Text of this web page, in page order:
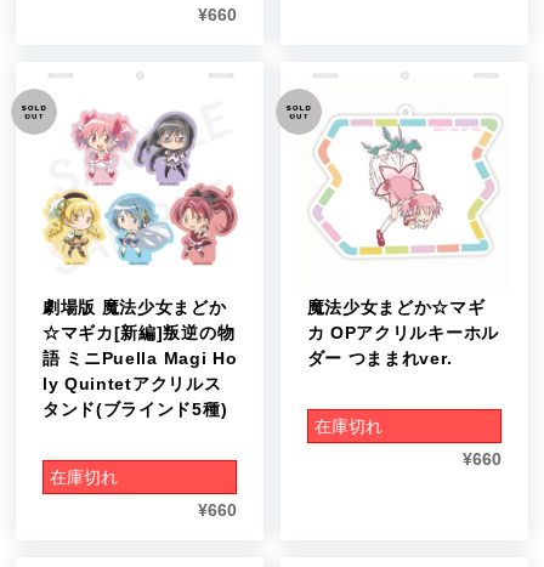
¥660
劇場版 魔法少女まどか
☆マギカ[新編]叛逆の物
語 ミニPuella Magi Ho
ly Quintetアクリルス
タンド(ブラインド5種)
在庫切れ
¥660
魔法少女まどか☆マギ
カ OPアクリルキーホル
ダー つままれver.
在庫切れ
¥660